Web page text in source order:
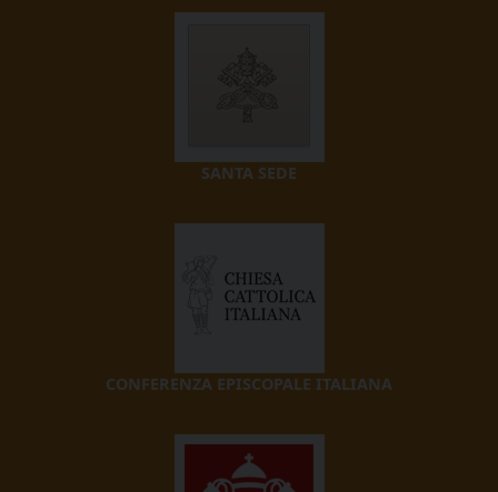
SANTA SEDE
CONFERENZA EPISCOPALE ITALIANA